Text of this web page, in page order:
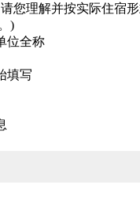
您理解并按实际住宿形
)
位全称
填写